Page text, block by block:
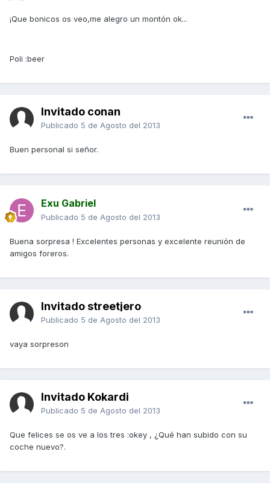
¡Que bonicos os veo,me alegro un montón ok...
Poli :beer
Invitado conan
Publicado 5 de Agosto del 2013
Buen personal si señor.
Exu Gabriel
Publicado 5 de Agosto del 2013
Buena sorpresa ! Excelentes personas y excelente reunión de
amigos foreros.
Invitado streetjero
Publicado 5 de Agosto del 2013
vaya sorpreson
Invitado Kokardi
Publicado 5 de Agosto del 2013
Que felices se os ve a los tres :okey , ¿Qué han subido con su
coche nuevo?.